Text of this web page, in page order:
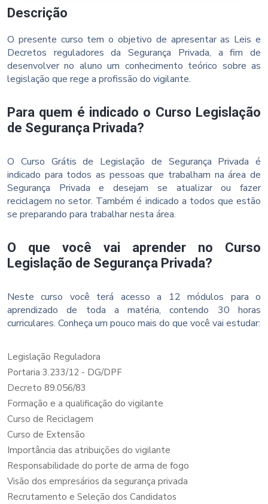
Descrição
O presente curso tem o objetivo de apresentar as Leis e
Decretos reguladores da Segurança Privada, a fim de
desenvolver no aluno um conhecimento teórico sobre as
legislação que rege a profissão do vigilante.
Para quem é indicado o Curso Legislação
de Segurança Privada?
O Curso Grátis de Legislação de Segurança Privada é
indicado para todos as pessoas que trabalham na área de
Segurança Privada e desejam se atualizar ou fazer
reciclagem no setor. Também é indicado a todos que estão
se preparando para trabalhar nesta área.
O que você vai aprender no Curso
Legislação de Segurança Privada?
Neste curso você terá acesso a 12 módulos para o
aprendizado de toda a matéria, contendo 30 horas
curriculares. Conheça um pouco mais do que você vai estudar:
Legislação Reguladora
Portaria 3.233/12 - DG/DPF
Decreto 89.056/83
Formação e a qualificação do vigilante
Curso de Reciclagem
Curso de Extensão
Importância das atribuições do vigilante
Responsabilidade do porte de arma de fogo
Visão dos empresários da segurança privada
Recrutamento e Seleção dos Candidatos